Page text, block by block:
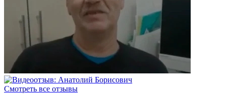
Смотреть все отзывы